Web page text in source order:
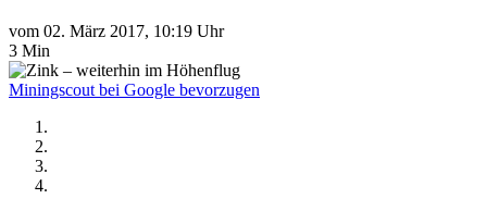
vom 02. März 2017, 10:19 Uhr
3 Min
Miningscout bei Google bevorzugen